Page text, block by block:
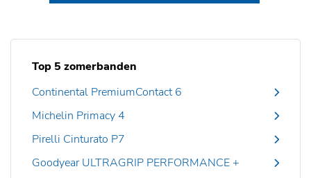
Top 5 zomerbanden
Continental PremiumContact 6
Michelin Primacy 4
Pirelli Cinturato P7
Goodyear ULTRAGRIP PERFORMANCE +